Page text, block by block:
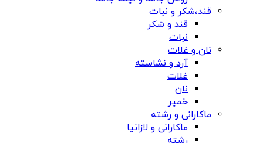
قند،شکر و نبات
قند و شکر
نبات
نان و غلات
آرد و نشاسته
غلات
نان
خمیر
ماکارانی و رشته
ماکارانی و لازانیا